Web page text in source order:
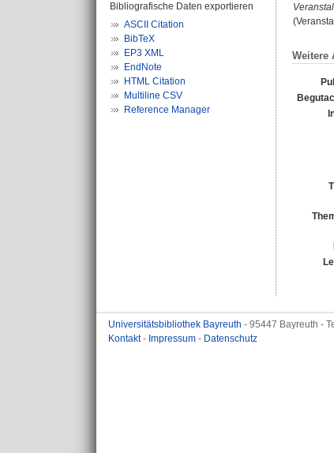
Bibliografische Daten exportieren
ASCII Citation
BibTeX
EP3 XML
EndNote
HTML Citation
Multiline CSV
Reference Manager
Weitere
Universitätsbibliothek Bayreuth - 95447 Bayreuth -
Kontakt- Impressum - Datenschutz